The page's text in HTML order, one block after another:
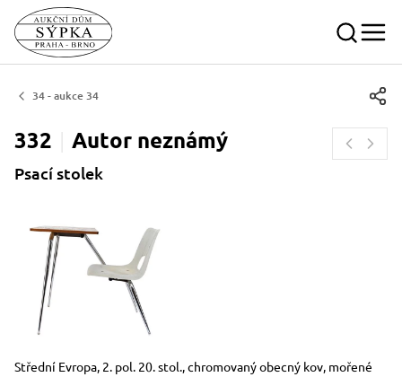
34 - aukce 34
332 Autor neznámý
Psací stolek
Rozměry
Stručný popis předmětu
Střední Evropa, 2. pol. 20. stol., chromovaný obecný kov, mořené